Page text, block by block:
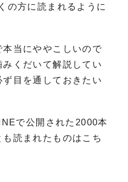
の方に読まれるように
当にややこしいので
くだいて解説してい
目を通しておきたい
で公開された2000本
読まれたものはこち